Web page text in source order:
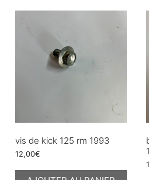
vis de kick 125 rm 1993
12,00€